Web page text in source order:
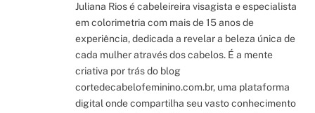
Juliana Rios é cabeleireira visagista e especialista
em colorimetria com mais de 15 anos de
experiência, dedicada a revelar a beleza única de
cada mulher através dos cabelos. É a mente
criativa por trás do blog
cortedecabelofeminino.com.br, uma plataforma
digital onde compartilha seu vasto conhecimento